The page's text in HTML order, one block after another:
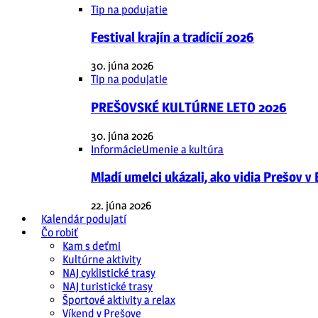
Tip na podujatie
Festival krajín a tradícií 2026
30. júna 2026
Tip na podujatie
PREŠOVSKÉ KULTÚRNE LETO 2026
30. júna 2026
InformácieUmenie a kultúra
Mladí umelci ukázali, ako vidia Prešov v
22. júna 2026
Kalendár podujatí
Čo robiť
Kam s deťmi
Kultúrne aktivity
NAJ cyklistické trasy
NAJ turistické trasy
Športové aktivity a relax
Víkend v Prešove